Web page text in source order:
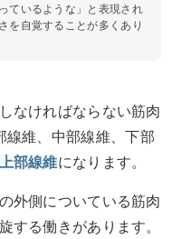
ているような」と表現され
を自覚することが多くあり
なければならない筋肉
線維、中部線維、下部
上部線維になります。
外側についている筋肉
する働きがあります。